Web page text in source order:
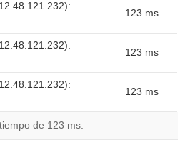
123 ms
123 ms
123 ms
de 123 ms.